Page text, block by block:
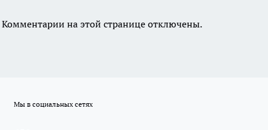
Комментарии на этой странице отключены.
Мы в социальных сетях